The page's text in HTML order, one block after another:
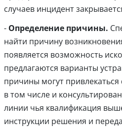
случаев инцидент
- Определение причины.
найти причину
появляется возможность
предлагаются варианты
причины могут
в том числе и
линии чья квалификация
инструкции решения и